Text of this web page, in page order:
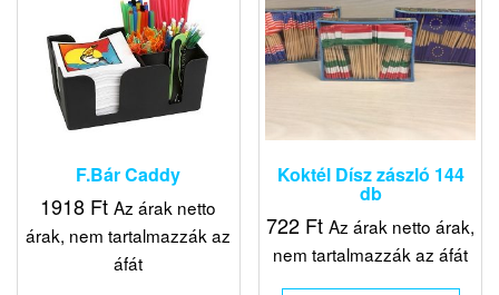
F.Bár Caddy
1918 Ft Az árak netto
árak, nem tartalmazzák az
áfát
Koktél Dísz zászló 144
db
722 Ft Az árak netto árak,
nem tartalmazzák az áfát